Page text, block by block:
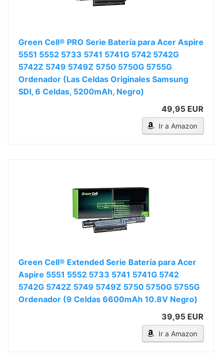
Green Cell® PRO Serie Batería para Acer Aspire
5551 5552 5733 5741 5741G 5742 5742G
5742Z 5749 5749Z 5750 5750G 5755G
Ordenador (Las Celdas Originales Samsung
SDI, 6 Celdas, 5200mAh, Negro)
49,95 EUR
Ir a Amazon
Green Cell® Extended Serie Batería para Acer
Aspire 5551 5552 5733 5741 5741G 5742
5742G 5742Z 5749 5749Z 5750 5750G 5755G
Ordenador (9 Celdas 6600mAh 10.8V Negro)
39,95 EUR
Ir a Amazon